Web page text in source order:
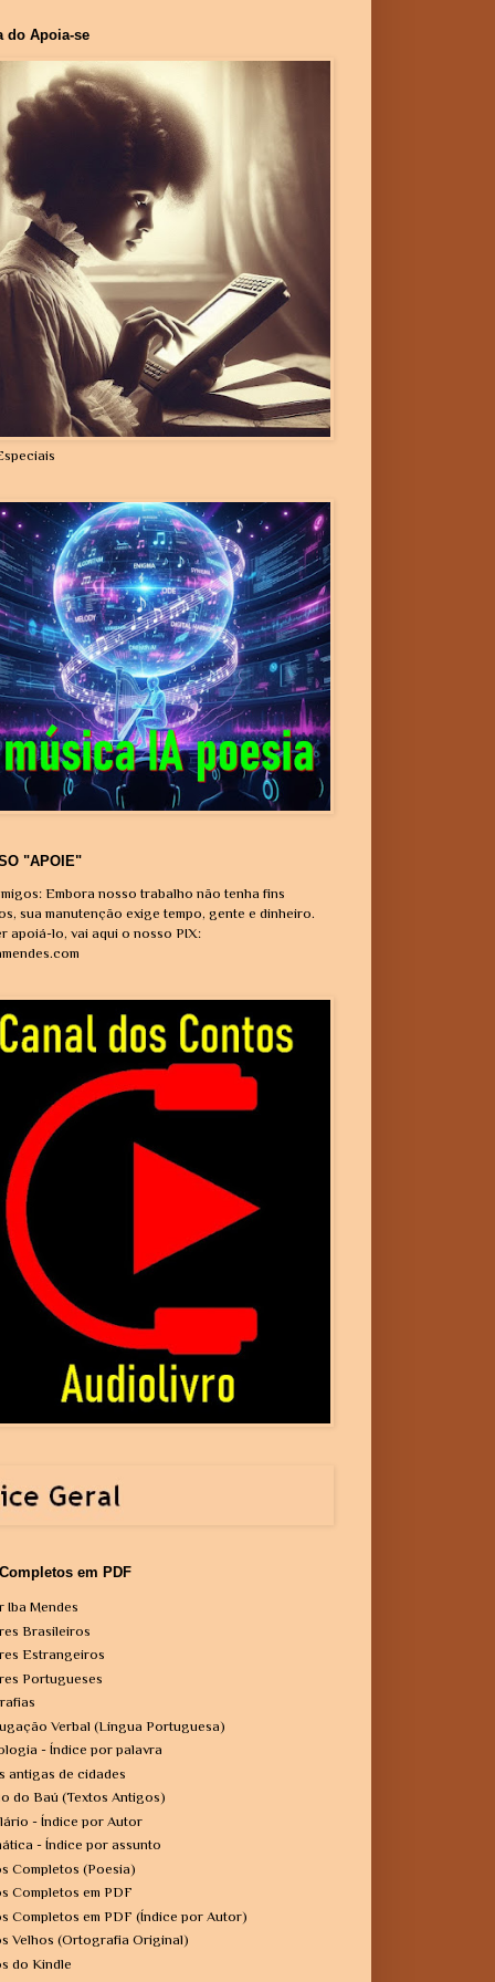
do Apoia-se
"APOIE"
Embora nosso trabalho não tenha fins
sua manutenção exige tempo, gente e dinheiro.
apoiá-lo, vai aqui o nosso PIX:
em PDF
Iba Mendes
Brasileiros
Estrangeiros
Portugueses
Verbal (Língua Portuguesa)
- Índice por palavra
antigas de cidades
do Baú (Textos Antigos)
- Índice por Autor
- Índice por assunto
Completos (Poesia)
Completos em PDF
Completos em PDF (Índice por Autor)
Velhos (Ortografia Original)
do Kindle